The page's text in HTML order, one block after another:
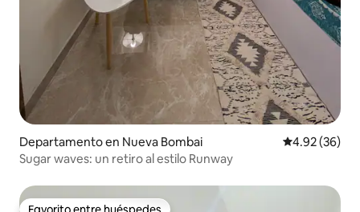
Departamento en Nueva Bombai Calificación
4.92 (36)
Sugar waves: un retiro al estilo Runway